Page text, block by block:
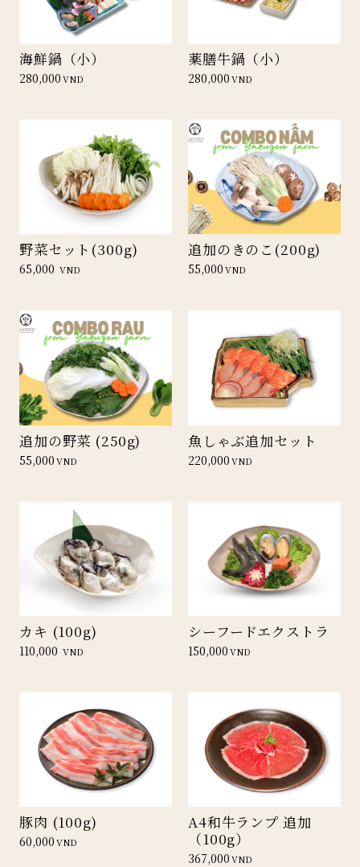
海鮮鍋（小）
280,000VND
薬膳牛鍋（小）
280,000VND
野菜セット(300g)
65,000 VND
追加のきのこ(200g)
55,000VND
追加の野菜 (250g)
55,000VND
魚しゃぶ追加セット
220,000VND
カキ (100g)
110,000 VND
シーフードエクストラ
150,000VND
豚肉 (100g)
60,000VND
A4和牛ランプ 追加
（100g）
367,000VND